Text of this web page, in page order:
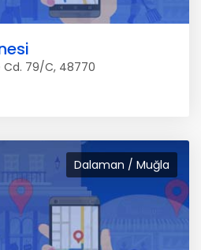
Cd. 79/C, 48770
Dalaman / Muğla